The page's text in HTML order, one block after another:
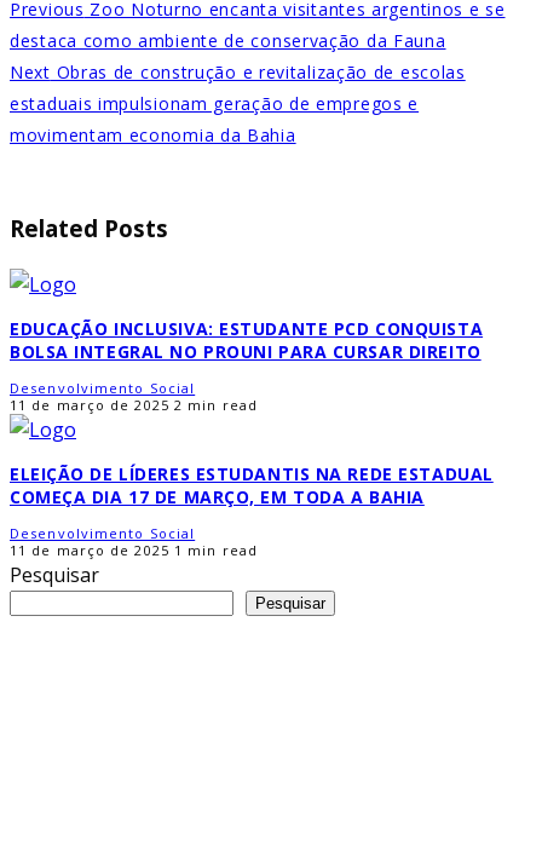
Previous Zoo Noturno encanta visitantes argentinos e se
destaca como ambiente de conservação da Fauna
Next Obras de construção e revitalização de escolas
estaduais impulsionam geração de empregos e
movimentam economia da Bahia
Related Posts
EDUCAÇÃO INCLUSIVA: ESTUDANTE PCD CONQUISTA
BOLSA INTEGRAL NO PROUNI PARA CURSAR DIREITO
Desenvolvimento Social
11 de março de 2025 2 min read
ELEIÇÃO DE LÍDERES ESTUDANTIS NA REDE ESTADUAL
COMEÇA DIA 17 DE MARÇO, EM TODA A BAHIA
Desenvolvimento Social
11 de março de 2025 1 min read
Pesquisar
Pesquisar